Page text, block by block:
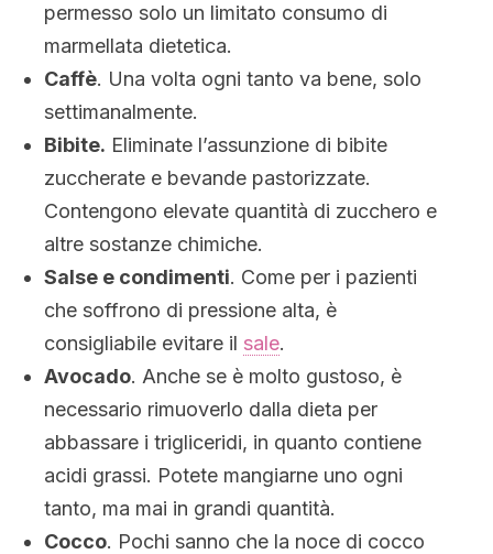
permesso solo un limitato consumo di
marmellata dietetica.
Caffè. Una volta ogni tanto va bene, solo
settimanalmente.
Bibite. Eliminate l’assunzione di bibite
zuccherate e bevande pastorizzate.
Contengono elevate quantità di zucchero e
altre sostanze chimiche.
Salse e condimenti. Come per i pazienti
che soffrono di pressione alta, è
consigliabile evitare il sale.
Avocado. Anche se è molto gustoso, è
necessario rimuoverlo dalla dieta per
abbassare i trigliceridi, in quanto contiene
acidi grassi. Potete mangiarne uno ogni
tanto, ma mai in grandi quantità.
Cocco. Pochi sanno che la noce di cocco